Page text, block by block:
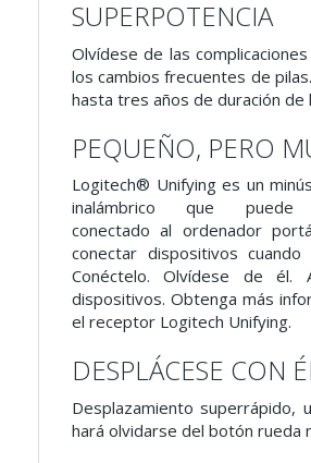
SUPERPOTENCIA
Olvídese de las
los cambios frecuentes de
hasta tres años de duración de
PEQUEÑO, PERO
Logitech® Unifying es un
inalámbrico que puede
conectado al ordenador
conectar dispositivos cuando
Conéctelo. Olvídese de él.
dispositivos. Obtenga más
el receptor Logitech Unifying.
DESPLÁCESE CON
Desplazamiento superrápido,
hará olvidarse del botón rueda